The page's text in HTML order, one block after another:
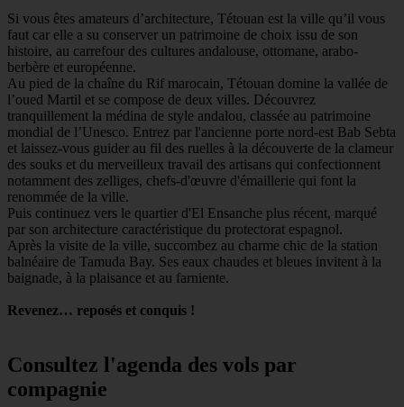
Si vous êtes amateurs d’architecture, Tétouan est la ville qu’il vous
faut car elle a su conserver un patrimoine de choix issu de son
histoire, au carrefour des cultures andalouse, ottomane, arabo-
berbère et européenne.
Au pied de la chaîne du Rif marocain, Tétouan domine la vallée de
l’oued Martil et se compose de deux villes. Découvrez
tranquillement la médina de style andalou, classée au patrimoine
mondial de l’Unesco. Entrez par l'ancienne porte nord-est Bab Sebta
et laissez-vous guider au fil des ruelles à la découverte de la clameur
des souks et du merveilleux travail des artisans qui confectionnent
notamment des zelliges, chefs-d'œuvre d'émaillerie qui font la
renommée de la ville.
Puis continuez vers le quartier d'El Ensanche plus récent, marqué
par son architecture caractéristique du protectorat espagnol.
Après la visite de la ville, succombez au charme chic de la station
balnéaire de Tamuda Bay. Ses eaux chaudes et bleues invitent à la
baignade, à la plaisance et au farniente.
Revenez… reposés et conquis !
Consultez l'agenda des vols par
compagnie